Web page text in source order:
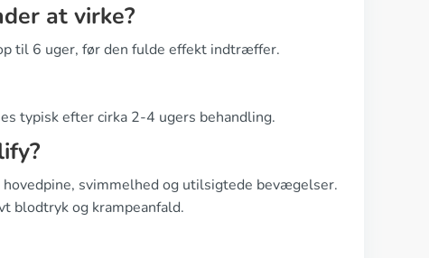
at virke?
til 6 uger, før den fulde effekt indtræffer.
typisk efter cirka 2-4 ugers behandling.
svimmelhed og utilsigtede bevægelser.
blodtryk og krampeanfald.